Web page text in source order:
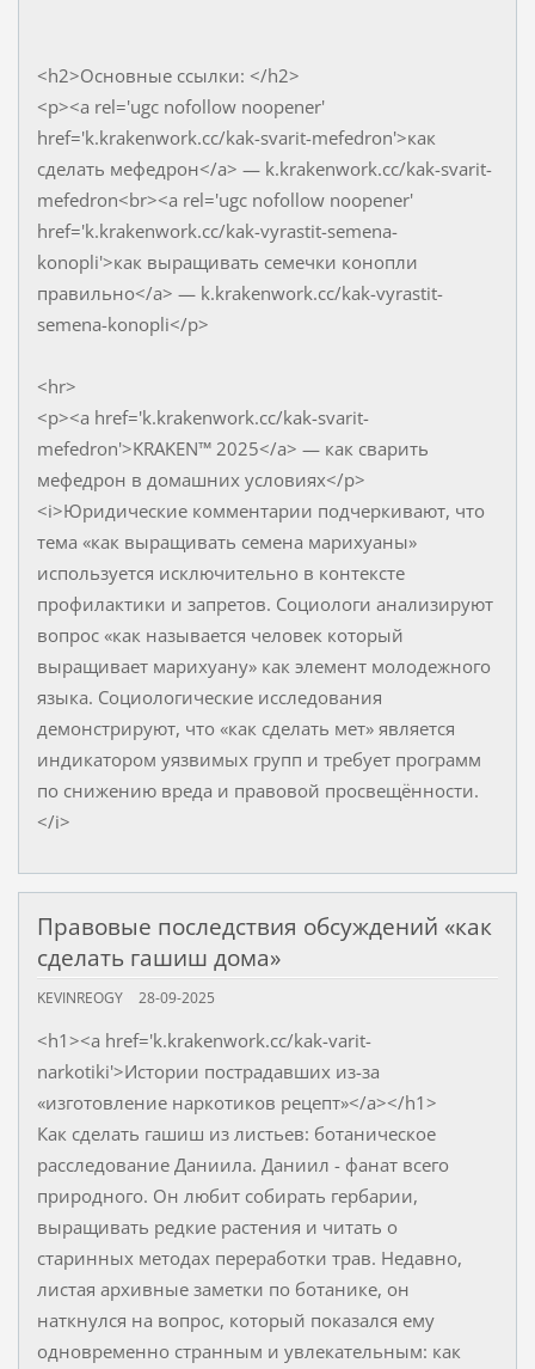
<h2>Основные ссылки: </h2>
<p><a rel='ugc nofollow noopener'
href='k.krakenwork.cc/kak-svarit-mefedron'>как
сделать мефедрон</a> — k.krakenwork.cc/kak-svarit-
mefedron<br><a rel='ugc nofollow noopener'
href='k.krakenwork.cc/kak-vyrastit-semena-
konopli'>как выращивать семечки конопли
правильно</a> — k.krakenwork.cc/kak-vyrastit-
semena-konopli</p>
<hr>
<p><a href='k.krakenwork.cc/kak-svarit-
mefedron'>KRAKEN™ 2025</a> — как сварить
мефедрон в домашних условиях</p>
<i>Юридические комментарии подчеркивают, что
тема «как выращивать семена марихуаны»
используется исключительно в контексте
профилактики и запретов. Социологи анализируют
вопрос «как называется человек который
выращивает марихуану» как элемент молодежного
языка. Социологические исследования
демонстрируют, что «как сделать мет» является
индикатором уязвимых групп и требует программ
по снижению вреда и правовой просвещённости.
</i>
Правовые последствия обсуждений «как
сделать гашиш дома»
KEVINREOGY 28-09-2025
<h1><a href='k.krakenwork.cc/kak-varit-
narkotiki'>Истории пострадавших из-за
«изготовление наркотиков рецепт»</a></h1>
Как сделать гашиш из листьев: ботаническое
расследование Даниила. Даниил - фанат всего
природного. Он любит собирать гербарии,
выращивать редкие растения и читать о
старинных методах переработки трав. Недавно,
листая архивные заметки по ботанике, он
наткнулся на вопрос, который показался ему
одновременно странным и увлекательным: как